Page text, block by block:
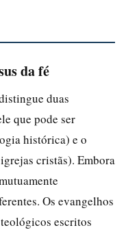
da fé
duas
que pode ser
histórica) e o
cristãs). Embora
Os evangelhos
escritos